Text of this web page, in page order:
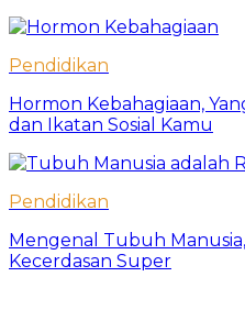
Pendidikan
Hormon Kebahagiaan,
dan Ikatan Sosial Kamu
Pendidikan
Mengenal Tubuh
Kecerdasan Super